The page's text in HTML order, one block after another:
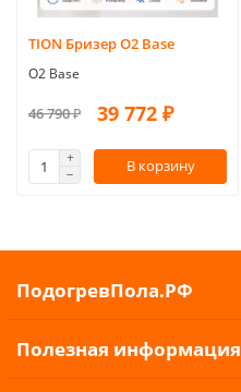
TION Бризер O2 Base
O2 Base
46 790 ₽ 39 772 ₽
В корзину
ПодогревПола.РФ
Полезная информация